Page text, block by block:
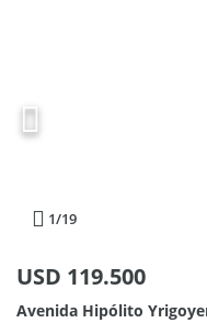
1/19
USD 119.500